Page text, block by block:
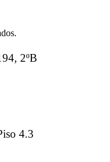
2ºB
4.3